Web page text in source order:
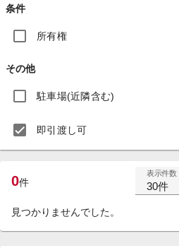
条件
所有権
その他
駐車場(近隣含む)
即引渡し可
0件
表示件数
30件
見つかりませんでした。